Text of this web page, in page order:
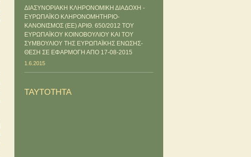
ΔΙΑΣΥΝΟΡΙΑΚΗ ΚΛΗΡΟΝΟΜΙΚΗ ΔΙΑΔΟΧΗ -
ΕΥΡΩΠΑΪΚΟ ΚΛΗΡΟΝΟΜΗΤΗΡΙΟ-
ΚΑΝΟΝΙΣΜΟΣ (ΕΕ) ΑΡΙΘ. 650/2012 ΤΟΥ
ΕΥΡΩΠΑΪΚΟΥ ΚΟΙΝΟΒΟΥΛΙΟΥ ΚΑΙ ΤΟΥ
ΣΥΜΒΟΥΛΙΟΥ ΤΗΣ ΕΥΡΩΠΑΪΚΗΣ ΕΝΩΣΗΣ-
ΘΕΣΗ ΣΕ ΕΦΑΡΜΟΓΗ ΑΠΟ 17-08-2015
1.6.2015
TAYTOTHTA